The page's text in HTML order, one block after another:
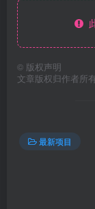
© 版权声明
文章版权归作者所
最新项目